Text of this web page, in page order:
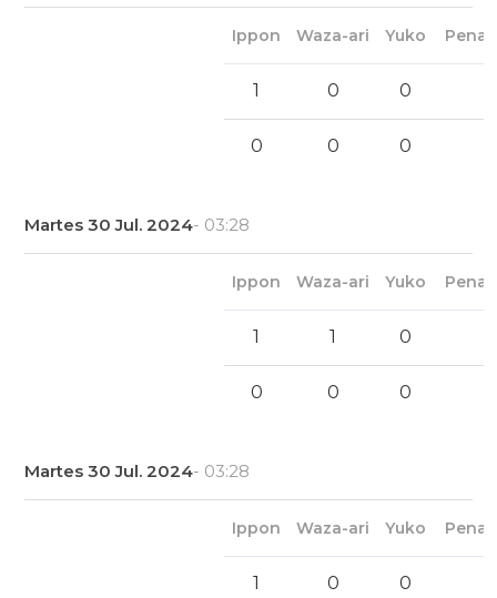
Ippon Waza-ari Yuko
1 0 0
0 0 0
Martes 30 Jul. 2024- 03:28
Ippon Waza-ari Yuko
1 1 0
0 0 0
Martes 30 Jul. 2024- 03:28
Ippon Waza-ari Yuko
1 0 0